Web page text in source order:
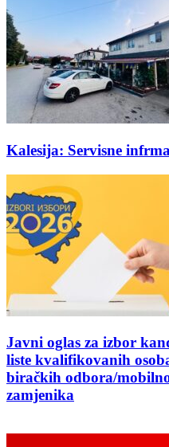
Kalesija: Servisne
Javni oglas za izbor
liste kvalifikovanih
biračkih odbora/
zamjenika